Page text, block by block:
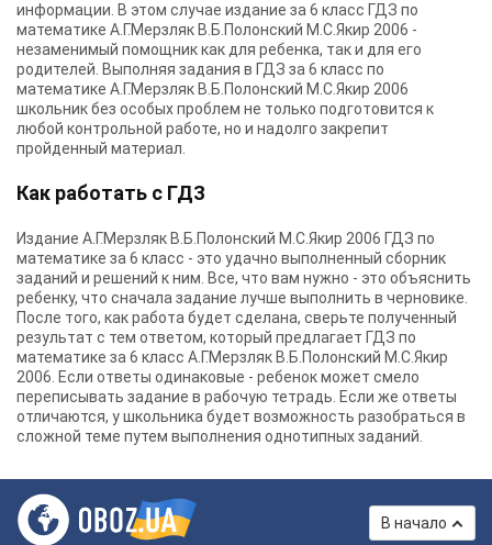
информации. В этом случае издание за 6 класс ГДЗ по
математике А.Г.Мерзляк В.Б.Полонский М.С.Якир 2006 -
незаменимый помощник как для ребенка, так и для его
родителей. Выполняя задания в ГДЗ за 6 класс по
математике А.Г.Мерзляк В.Б.Полонский М.С.Якир 2006
школьник без особых проблем не только подготовится к
любой контрольной работе, но и надолго закрепит
пройденный материал.
Как работать с ГДЗ
Издание А.Г.Мерзляк В.Б.Полонский М.С.Якир 2006 ГДЗ по
математике за 6 класс - это удачно выполненный сборник
заданий и решений к ним. Все, что вам нужно - это объяснить
ребенку, что сначала задание лучше выполнить в черновике.
После того, как работа будет сделана, сверьте полученный
результат с тем ответом, который предлагает ГДЗ по
математике за 6 класс А.Г.Мерзляк В.Б.Полонский М.С.Якир
2006. Если ответы одинаковые - ребенок может смело
переписывать задание в рабочую тетрадь. Если же ответы
отличаются, у школьника будет возможность разобраться в
сложной теме путем выполнения однотипных заданий.
В начало